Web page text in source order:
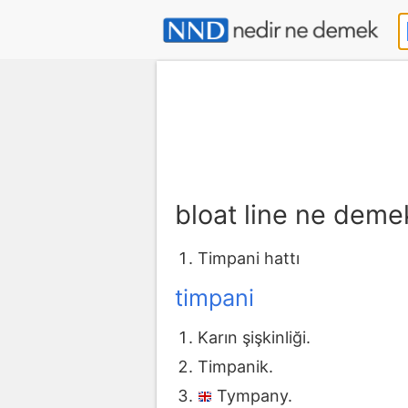
bloat line ne
Timpani hattı
timpani
Karın şişkinliği.
Timpanik.
Tympany.